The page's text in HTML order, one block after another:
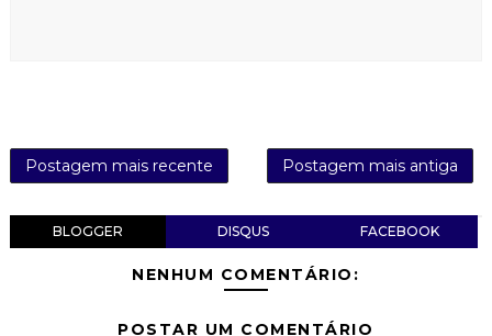
Postagem mais recente Postagem mais antiga
BLOGGER DISQUS FACEBOOK
NENHUM COMENTÁRIO:
POSTAR UM COMENTÁRIO